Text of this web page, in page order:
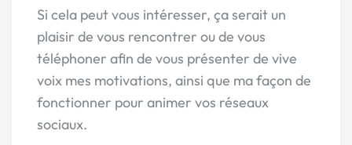
Si cela peut vous intéresser, ça serait un
plaisir de vous rencontrer ou de vous
téléphoner afin de vous présenter de vive
voix mes motivations, ainsi que ma façon de
fonctionner pour animer vos réseaux
sociaux.